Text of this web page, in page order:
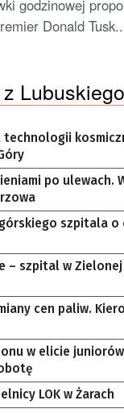
godzinowej
Donald
Lubuskiego
po ulewach.
szpitala o
– szpital w
cen paliw.
w elicie juniorów
LOK w Żarach